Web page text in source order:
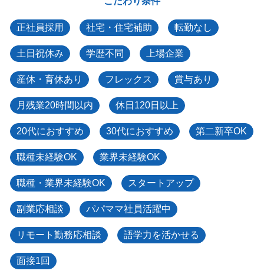
正社員採用 社宅・住宅補助 転勤なし
土日祝休み 学歴不問 上場企業
産休・育休あり フレックス 賞与あり
月残業20時間以内 休日120日以上
20代におすすめ 30代におすすめ 第二新卒OK
職種未経験OK 業界未経験OK
職種・業界未経験OK スタートアップ
副業応相談 パパママ社員活躍中
リモート勤務応相談 語学力を活かせる
面接1回